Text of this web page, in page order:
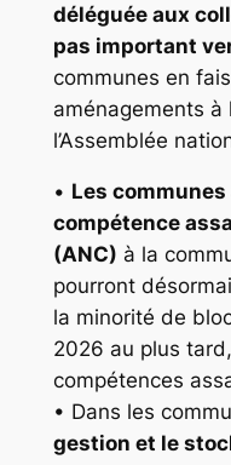
déléguée aux
pas important
communes en
aménagements à
l’Assemblée
• Les
compétence
(ANC) à la
pourront
la minorité de
2026 au plus
compétences
• Dans les
gestion et le